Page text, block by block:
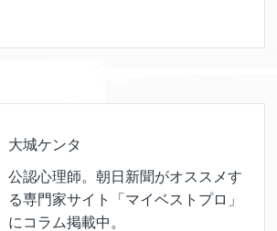
大城ケンタ
公認心理師。朝日新聞がオススメす
る専門家サイト「マイベストプロ」
にコラム掲載中。